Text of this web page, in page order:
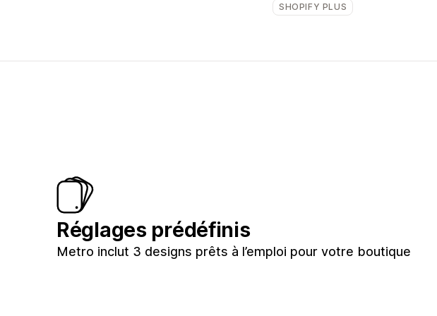
SHOPIFY PLUS
Réglages prédéfinis
Metro inclut 3 designs prêts à l’emploi pour votre boutique